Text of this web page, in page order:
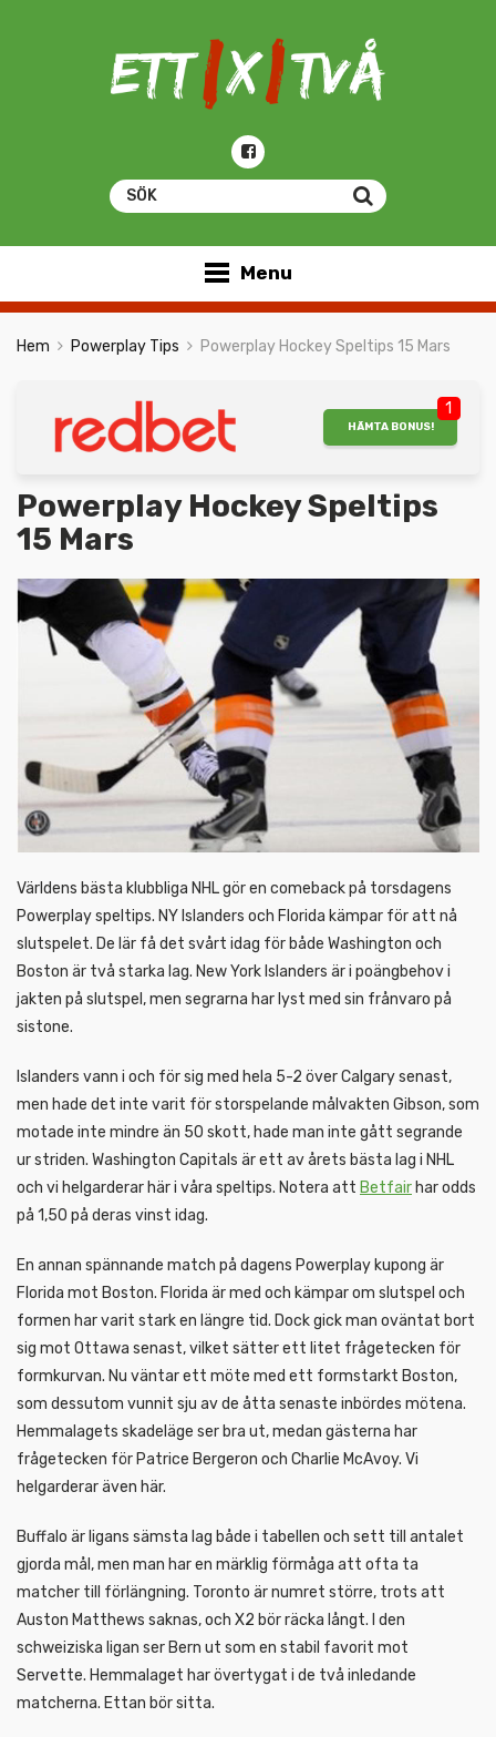
Menu
Hem Powerplay Tips Powerplay Hockey Speltips 15 Mars
1
HÄMTA BONUS!
Powerplay Hockey Speltips
15 Mars
Världens bästa klubbliga NHL gör en comeback på torsdagens
Powerplay speltips. NY Islanders och Florida kämpar för att nå
slutspelet. De lär få det svårt idag för både Washington och
Boston är två starka lag. New York Islanders är i poängbehov i
jakten på slutspel, men segrarna har lyst med sin frånvaro på
sistone.
Islanders vann i och för sig med hela 5-2 över Calgary senast,
men hade det inte varit för storspelande målvakten Gibson, som
motade inte mindre än 50 skott, hade man inte gått segrande
ur striden. Washington Capitals är ett av årets bästa lag i NHL
och vi helgarderar här i våra speltips. Notera att Betfair har odds
på 1,50 på deras vinst idag.
En annan spännande match på dagens Powerplay kupong är
Florida mot Boston. Florida är med och kämpar om slutspel och
formen har varit stark en längre tid. Dock gick man oväntat bort
sig mot Ottawa senast, vilket sätter ett litet frågetecken för
formkurvan. Nu väntar ett möte med ett formstarkt Boston,
som dessutom vunnit sju av de åtta senaste inbördes mötena.
Hemmalagets skadeläge ser bra ut, medan gästerna har
frågetecken för Patrice Bergeron och Charlie McAvoy. Vi
helgarderar även här.
Buffalo är ligans sämsta lag både i tabellen och sett till antalet
gjorda mål, men man har en märklig förmåga att ofta ta
matcher till förlängning. Toronto är numret större, trots att
Auston Matthews saknas, och X2 bör räcka långt. I den
schweiziska ligan ser Bern ut som en stabil favorit mot
Servette. Hemmalaget har övertygat i de två inledande
matcherna. Ettan bör sitta.